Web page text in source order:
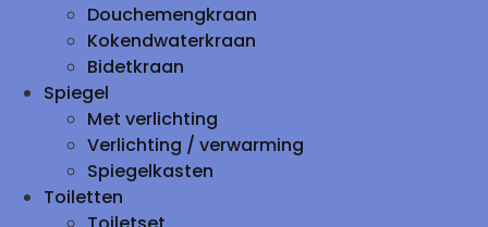
Douchemengkraan
Kokendwaterkraan
Bidetkraan
Spiegel
Met verlichting
Verlichting / verwarming
Spiegelkasten
Toiletten